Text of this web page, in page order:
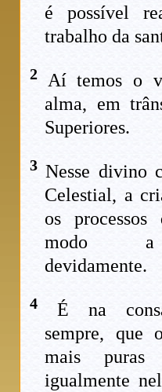
é possível
trabalho da
2 Aí temos o
alma, em
Superiores.
3 Nesse divino
Celestial, a
os processos
modo a
devidamente.
4 É na
sempre, que
mais puras
igualmente